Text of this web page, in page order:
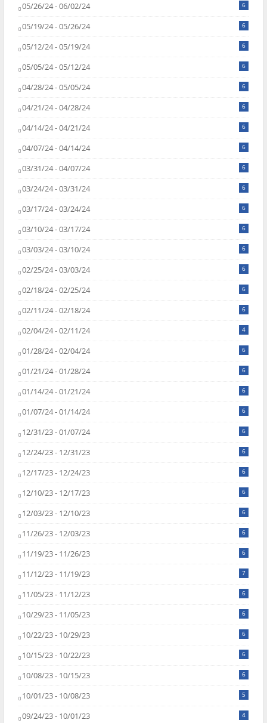
05/26/24 - 06/02/24 6
05/19/24 - 05/26/24 6
05/12/24 - 05/19/24 6
05/05/24 - 05/12/24 6
04/28/24 - 05/05/24 6
04/21/24 - 04/28/24 6
04/14/24 - 04/21/24 6
04/07/24 - 04/14/24 6
03/31/24 - 04/07/24 6
03/24/24 - 03/31/24 6
03/17/24 - 03/24/24 6
03/10/24 - 03/17/24 6
03/03/24 - 03/10/24 6
02/25/24 - 03/03/24 6
02/18/24 - 02/25/24 6
02/11/24 - 02/18/24 6
02/04/24 - 02/11/24 4
01/28/24 - 02/04/24 6
01/21/24 - 01/28/24 6
01/14/24 - 01/21/24 6
01/07/24 - 01/14/24 6
12/31/23 - 01/07/24 6
12/24/23 - 12/31/23 6
12/17/23 - 12/24/23 6
12/10/23 - 12/17/23 6
12/03/23 - 12/10/23 6
11/26/23 - 12/03/23 6
11/19/23 - 11/26/23 6
11/12/23 - 11/19/23 7
11/05/23 - 11/12/23 6
10/29/23 - 11/05/23 6
10/22/23 - 10/29/23 6
10/15/23 - 10/22/23 6
10/08/23 - 10/15/23 6
10/01/23 - 10/08/23 5
09/24/23 - 10/01/23 4